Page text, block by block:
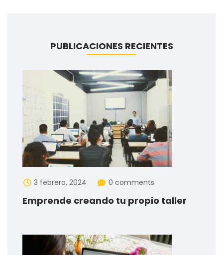
PUBLICACIONES RECIENTES
3 febrero, 2024 0 comments
Emprende creando tu propio taller